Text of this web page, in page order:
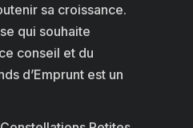
sa croissance.
qui souhaite
conseil et du
d’Emprunt est un